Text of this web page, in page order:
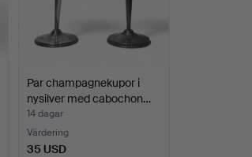
Par champagnekupor i
nysilver med cabochon…
14 dagar
Värdering
35 USD